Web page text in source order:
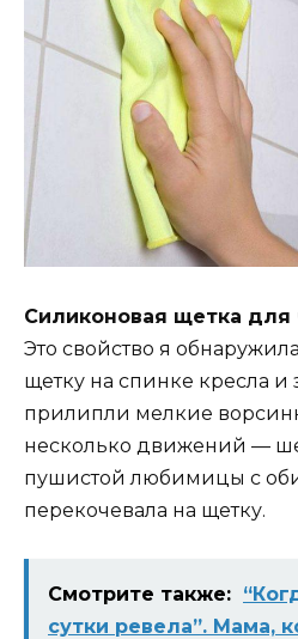
Силиконовая щетка для
Это свойство я
щетку на спинке кресла и
прилипли мелкие
несколько движений —
пушистой любимицы с
перекочевала на щетку.
Смотрите также:
сутки ревела”. Мама,